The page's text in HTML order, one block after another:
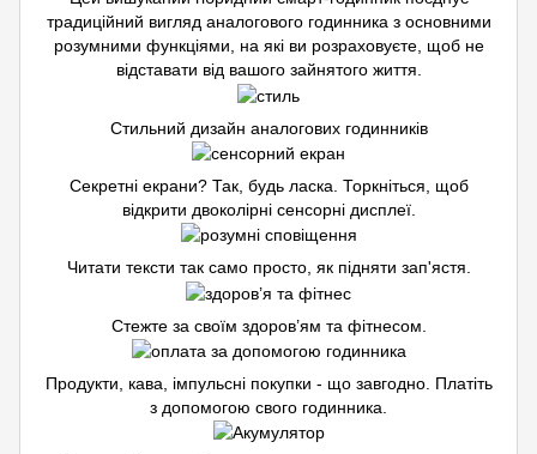
традиційний вигляд аналогового годинника з основними
розумними функціями, на які ви розраховуєте, щоб не
відставати від вашого зайнятого життя.
Стильний дизайн аналогових годинників
Секретні екрани? Так, будь ласка. Торкніться, щоб
відкрити двоколірні сенсорні дисплеї.
Читати тексти так само просто, як підняти зап'ястя.
Стежте за своїм здоров’ям та фітнесом.
Продукти, кава, імпульсні покупки - що завгодно. Платіть
з допомогою свого годинника.